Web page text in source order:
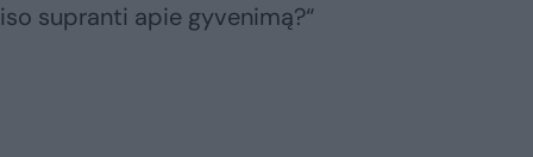
supranti apie gyvenimą?“